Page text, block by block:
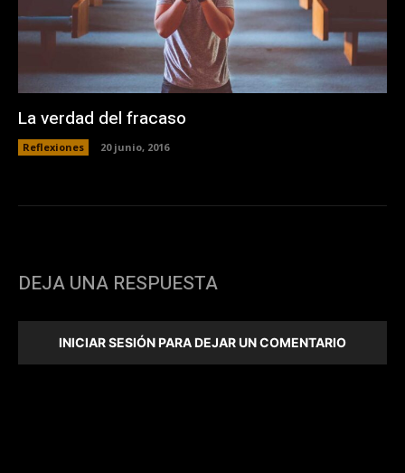
La verdad del fracaso
Reflexiones 20 junio, 2016
DEJA UNA RESPUESTA
INICIAR SESIÓN PARA DEJAR UN COMENTARIO